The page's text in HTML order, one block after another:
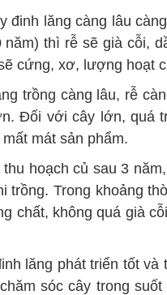
đinh lăng càng lâu
năm) thì rễ sẽ già cỗi,
cứng, xơ, lượng hoạt
trồng càng lâu, rễ
Đối với cây lớn, quá
mát sản phẩm.
hoạch củ sau 3
trồng. Trong khoảng
chất, không quá già
lăng phát triển tốt
sóc cây trong